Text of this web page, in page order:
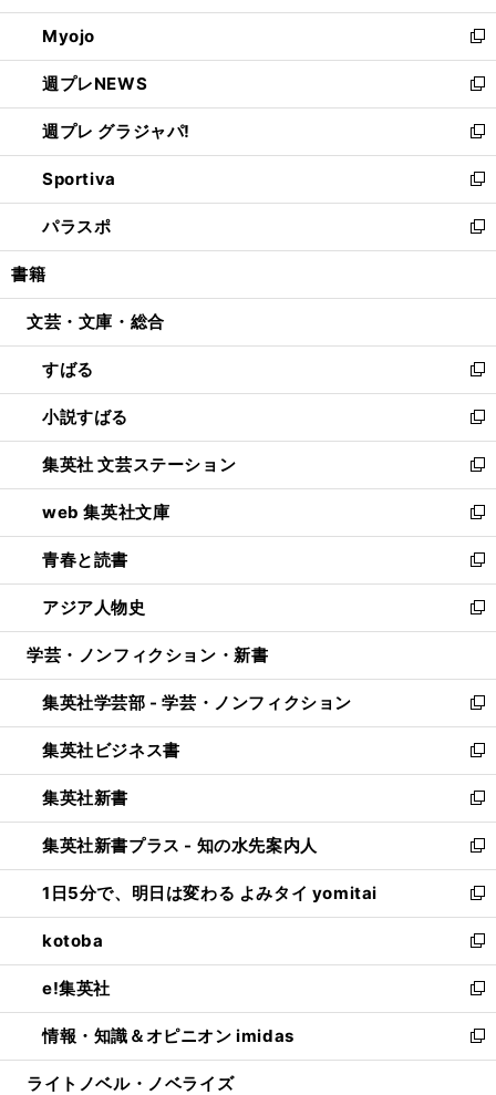
開
く
ウ
で
開
く
ン
ド
ウ
で
開
く
ウ
ィ
ン
ド
ウ
で
開
く
Myojo
新
し
い
ウ
ィ
ン
ド
ウ
で
開
週プレNEWS
新
し
い
ウ
ィ
ン
ド
ウ
開
週プレ グラジャパ!
新
し
い
ウ
ィ
ン
ウ
開
く
Sportiva
新
し
い
ウ
ン
ウ
で
開
く
パラスポ
新
し
ウ
ン
ド
ウ
で
開
く
書籍
文芸・文庫・総合
すばる
新
し
い
ウ
ィ
ン
ド
ウ
で
開
く
小説すばる
新
し
い
ウ
ィ
ン
ド
ウ
で
開
集英社 文芸ステーション
新
し
い
ウ
ィ
ン
ド
ウ
開
く
web 集英社文庫
新
し
い
ウ
ィ
ン
ウ
で
開
く
青春と読書
新
し
い
ウ
ン
ド
ウ
で
開
く
アジア人物史
新
し
ウ
ィ
ン
ド
ウ
で
開
く
学芸・ノンフィクション・新書
集英社学芸部 - 学芸・ノンフィクション
新
し
い
ウ
ィ
ン
ド
ウ
で
開
く
集英社ビジネス書
新
し
い
ウ
ィ
ン
ド
ウ
で
開
く
集英社新書
新
し
い
ウ
ィ
ン
ド
ウ
で
開
く
集英社新書プラス - 知の水先案内人
新
し
い
ウ
ィ
ン
ド
ウ
で
開
1日5分で、明日は変わる よみタイ yomitai
新
し
い
ウ
ィ
ン
ド
ウ
kotoba
新
し
い
ウ
ィ
ン
e!集英社
新
し
い
ウ
情報・知識＆オピニオン imidas
新
し
ライトノベル・ノベライズ